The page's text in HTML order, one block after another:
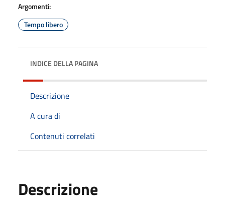
Argomenti:
Tempo libero
INDICE DELLA PAGINA
Descrizione
A cura di
Contenuti correlati
Descrizione